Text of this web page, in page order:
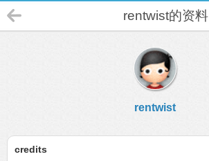
rentwist的资料
rentwist
credits